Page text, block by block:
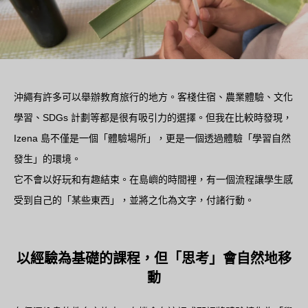
沖繩有許多可以舉辦教育旅行的地方。客棧住宿、農業體驗、文化
學習、SDGs 計劃等都是很有吸引力的選擇。但我在比較時發現，
Izena 島不僅是一個「體驗場所」，更是一個透過體驗「學習自然
發生」的環境。
它不會以好玩和有趣結束。在島嶼的時間裡，有一個流程讓學生感
受到自己的「某些東西」，並將之化為文字，付諸行動。
以經驗為基礎的課程，但「思考」會自然地移
動